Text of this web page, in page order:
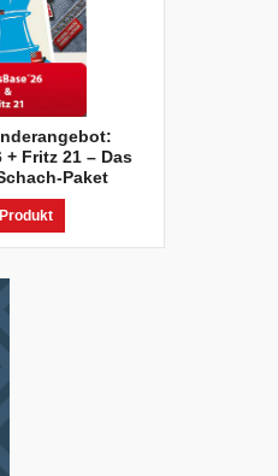
+ Fritz 21 – Das
Paket